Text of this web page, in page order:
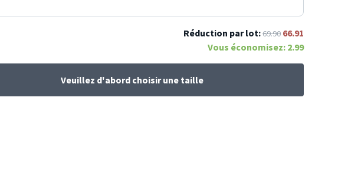
Réduction par lot:69.90 66.91
Vous économisez: 2.99
Veuillez d'abord choisir une taille